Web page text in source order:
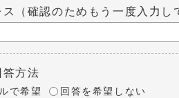
ス（確認のためもう一度入力し
答方法
で希望 回答を希望しない